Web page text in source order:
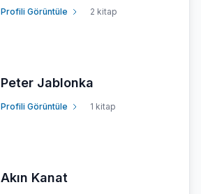
Profili Görüntüle 2 kitap
Peter Jablonka
Profili Görüntüle 1 kitap
Akın Kanat